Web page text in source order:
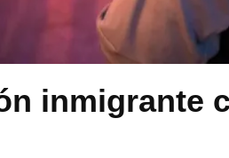
inmigrante